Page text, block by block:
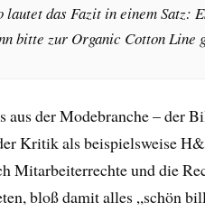
lautet das Fazit in einem Satz:
bitte zur Organic Cotton Line
aus der Modebranche – der
Kritik als beispielsweise
Mitarbeiterrechte und die
bloß damit alles „schön